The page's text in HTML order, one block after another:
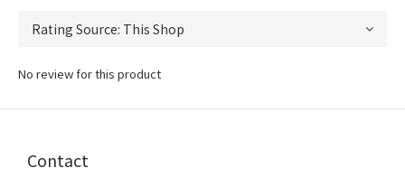
No review for this product
Contact